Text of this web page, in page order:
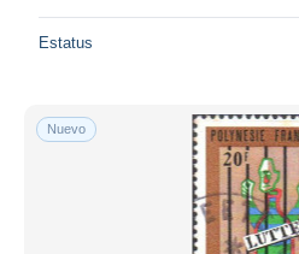
Residencia del vendedor
Aplicar
Estatus
Nuevo